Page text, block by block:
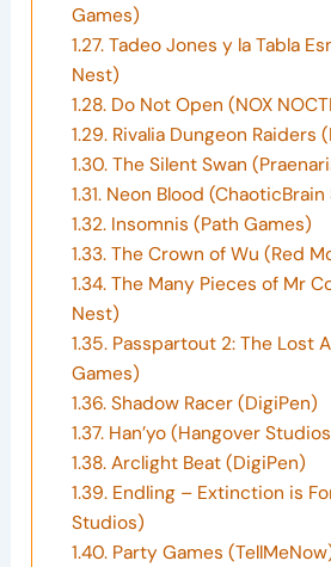
Games)
1.27.Tadeo Jones y la Tabla
Nest)
1.28.Do Not Open (NOX
1.29.Rivalia Dungeon Raiders
1.30.The Silent Swan
1.31.Neon Blood (ChaoticBrain
1.32.Insomnis (Path Games)
1.33.The Crown of Wu (Red
1.34.The Many Pieces of Mr
Nest)
1.35.Passpartout 2: The Lost
Games)
1.36.Shadow Racer (DigiPen)
1.37.Han’yo (Hangover
1.38.Arclight Beat (DigiPen)
1.39.Endling – Extinction is
Studios)
1.40.Party Games